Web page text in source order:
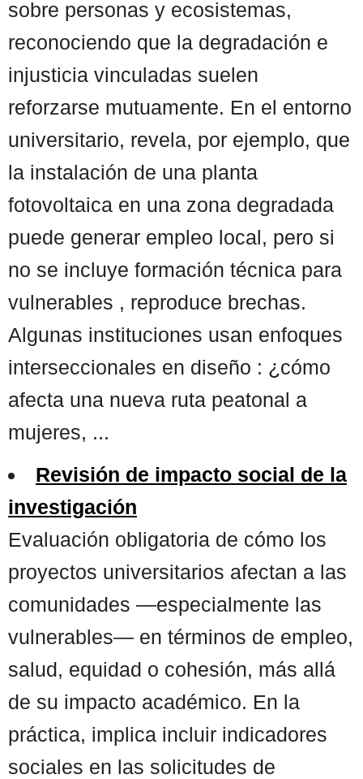
sobre personas y ecosistemas,
reconociendo que la degradación e
injusticia vinculadas suelen
reforzarse mutuamente. En el entorno
universitario, revela, por ejemplo, que
la instalación de una planta
fotovoltaica en una zona degradada
puede generar empleo local, pero si
no se incluye formación técnica para
vulnerables , reproduce brechas.
Algunas instituciones usan enfoques
interseccionales en diseño : ¿cómo
afecta una nueva ruta peatonal a
mujeres, ...
Revisión de impacto social de la
investigación
Evaluación obligatoria de cómo los
proyectos universitarios afectan a las
comunidades —especialmente las
vulnerables— en términos de empleo,
salud, equidad o cohesión, más allá
de su impacto académico. En la
práctica, implica incluir indicadores
sociales en las solicitudes de